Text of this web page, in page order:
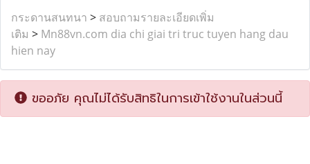
กระดานสนทนา > สอบถามรายละเอียดเพิ่ม
เติม > Mn88vn.com dia chi giai tri truc tuyen hang dau
hien nay
ขออภัย คุณไม่ได้รับสิทธิในการเข้าใช้งานในส่วนนี้